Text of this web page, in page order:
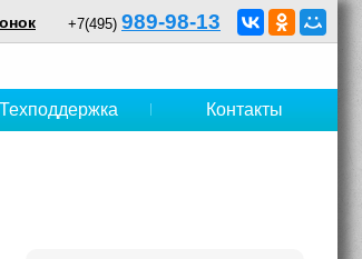
+7(495) 989-98-13
Техподдержка Контакты